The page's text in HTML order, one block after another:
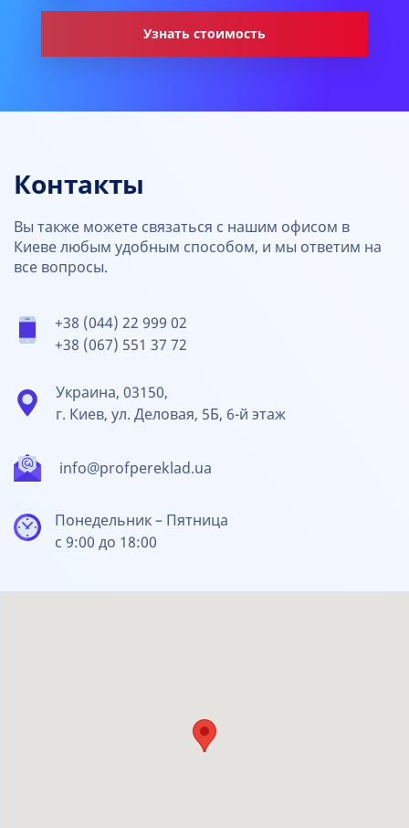
Узнать стоимость
Контакты
Вы также можете связаться с нашим офисом в
Киеве любым удобным способом, и мы ответим на
все вопросы.
+38 (044) 22 999 02
+38 (067) 551 37 72
info@profpereklad.ua
Украина, 03150,
г. Киев, ул. Деловая, 5Б, 6-й этаж
Понедельник – Пятница
с 9:00 до 18:00